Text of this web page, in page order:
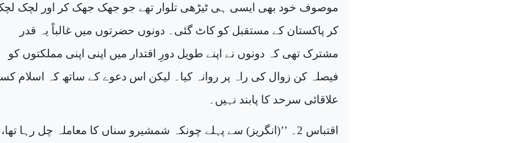
موصوف خود بھی ایسی ہی ٹیڑھی تلوار تھے جو جھک جھک کر اور لچک
کر پاکستان کے مستقبل کو کاٹ گئی۔ دونوں حضرتوں میں غالباً یہ قدر
مشترک تھی کہ دونوں نے اپنے طویل دورِ اقتدار میں اپنی اپنی مملکتوں کو
فیصلہ کن زوال کی راہ پر روانہ کیا۔ لیکن اس دعوے کے ساتھ کہ اسلام
علاقائی سرحد کا پابند نہیں۔
اقتباس 2۔ ’’(انگریز) سے پہلے چونکہ شمشیرو سناں کا معاملہ چل رہا